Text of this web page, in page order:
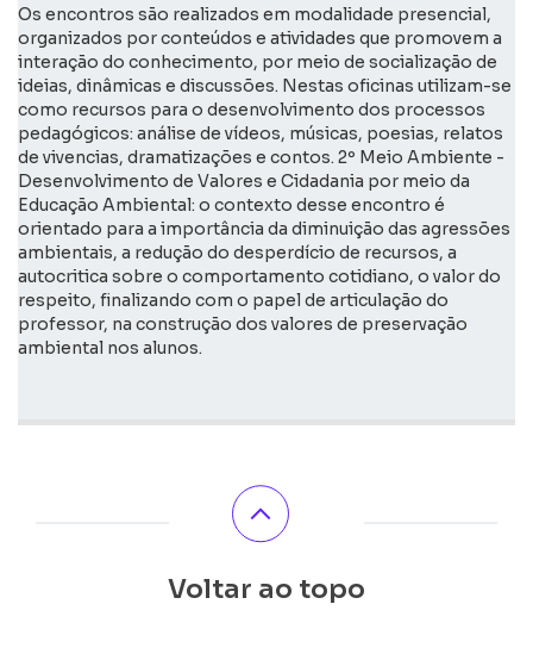
Os encontros são realizados em modalidade presencial,
organizados por conteúdos e atividades que promovem a
interação do conhecimento, por meio de socialização de
ideias, dinâmicas e discussões. Nestas oficinas utilizam-se
como recursos para o desenvolvimento dos processos
pedagógicos: análise de vídeos, músicas, poesias, relatos
de vivencias, dramatizações e contos. 2º Meio Ambiente -
Desenvolvimento de Valores e Cidadania por meio da
Educação Ambiental: o contexto desse encontro é
orientado para a importância da diminuição das agressões
ambientais, a redução do desperdício de recursos, a
autocritica sobre o comportamento cotidiano, o valor do
respeito, finalizando com o papel de articulação do
professor, na construção dos valores de preservação
ambiental nos alunos.
Voltar ao topo